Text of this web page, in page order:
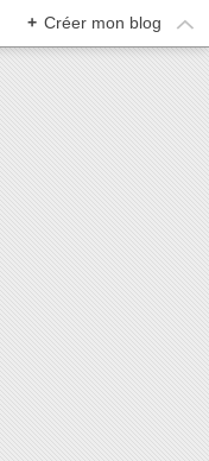
+ Créer mon blog